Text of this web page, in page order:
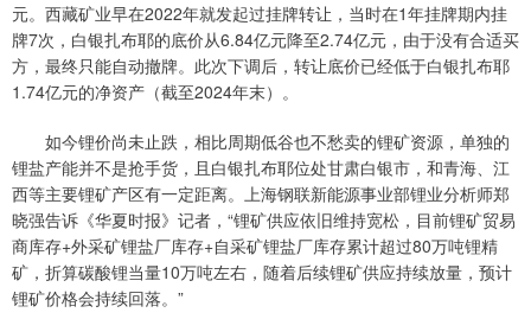
元。西藏矿业早在2022年就发起过挂牌转让，当时在1年挂牌期内挂
牌7次，白银扎布耶的底价从6.84亿元降至2.74亿元，由于没有合适买
方，最终只能自动撤牌。此次下调后，转让底价已经低于白银扎布耶
1.74亿元的净资产（截至2024年末）。
如今锂价尚未止跌，相比周期低谷也不愁卖的锂矿资源，单独的
锂盐产能并不是抢手货，且白银扎布耶位处甘肃白银市，和青海、江
西等主要锂矿产区有一定距离。上海钢联新能源事业部锂业分析师郑
晓强告诉《华夏时报》记者，“锂矿供应依旧维持宽松，目前锂矿贸易
商库存+外采矿锂盐厂库存+自采矿锂盐厂库存累计超过80万吨锂精
矿，折算碳酸锂当量10万吨左右，随着后续锂矿供应持续放量，预计
锂矿价格会持续回落。”